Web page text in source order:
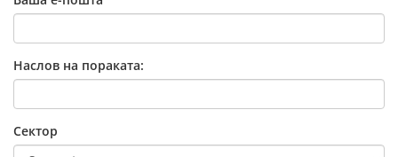
Наслов на пораката:
Сектор